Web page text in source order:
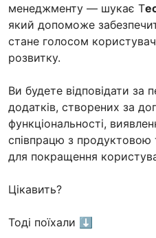
менеджменту — шукає T
який допоможе
стане голосом
розвитку.
Ви будете відповідати за
додатків, створених за
функціональності,
співпрацю з
для покращення
Цікавить?
Тоді поїхали ⬇️